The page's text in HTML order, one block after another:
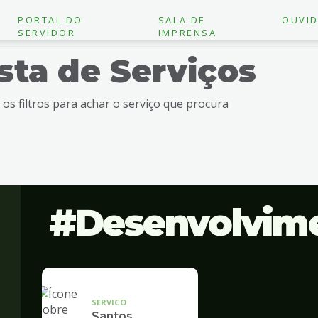
PORTAL DO
SERVIDOR
SALA DE
IMPRENSA
de Serviços
os filtros para achar o serviço que procura
SERVICO